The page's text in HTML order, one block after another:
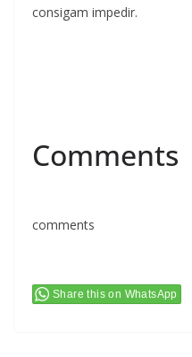
consigam impedir.
Comments
comments
Share this on WhatsApp